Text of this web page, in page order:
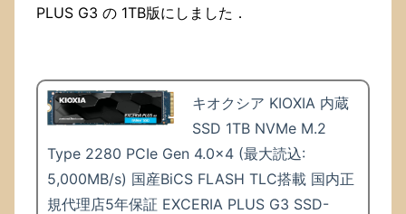
PLUS G3 の 1TB版にしました．
キオクシア KIOXIA 内蔵
SSD 1TB NVMe M.2
Type 2280 PCIe Gen 4.0×4 (最大読込:
5,000MB/s) 国産BiCS FLASH TLC搭載 国内正
規代理店5年保証 EXCERIA PLUS G3 SSD-